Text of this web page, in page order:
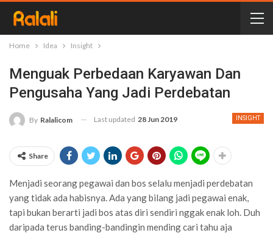
Home Idea Insight
Menguak Perbedaan Karyawan Dan
Pengusaha Yang Jadi Perdebatan
INSIGHT
By Ralalicom Last updated 28 Jun 2019
Share
Menjadi seorang pegawai dan bos selalu menjadi perdebatan
yang tidak ada habisnya. Ada yang bilang jadi pegawai enak,
tapi bukan berarti jadi bos atas diri sendiri nggak enak loh. Duh
daripada terus banding-bandingin mending cari tahu aja